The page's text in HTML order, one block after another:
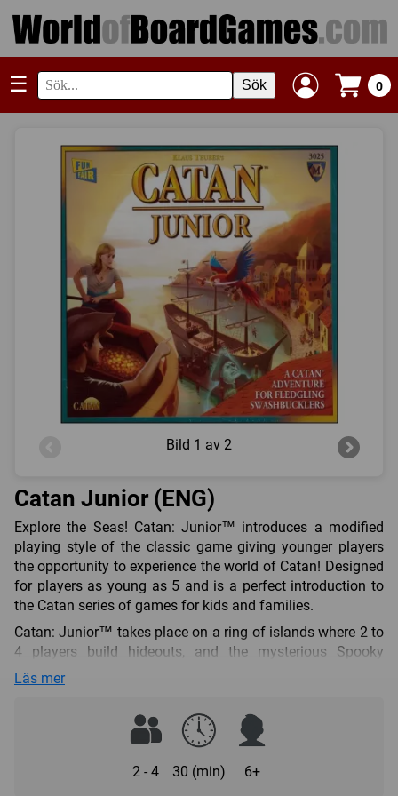
☰ Sök 0
Bild 1 av 2
Catan Junior (ENG)
Explore the Seas! Catan: Junior™ introduces a modified
playing style of the classic game giving younger players
the opportunity to experience the world of Catan! Designed
for players as young as 5 and is a perfect introduction to
the Catan series of games for kids and families.
Catan: Junior™ takes place on a ring of islands where 2 to
4 players build hideouts, and the mysterious Spooky
Island, where the Ghost Captain lives. Each island
swords and players can acquire gold.
Each player starts with two pirate hideouts, then builds
you build, the more resources you may receive. You use
Läs mer
2 - 4 30 (min) 6+